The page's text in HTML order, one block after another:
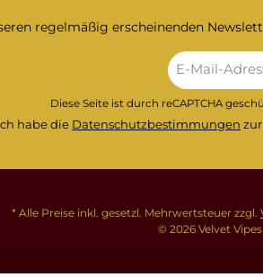
regelmäßig erscheinenden
Diese Seite ist durch reCAPTCHA
habe die Datenschutzbestimmungen
* Alle Preise inkl. gesetzl. Mehrwertsteuer zzgl.
© 2026 Velvet